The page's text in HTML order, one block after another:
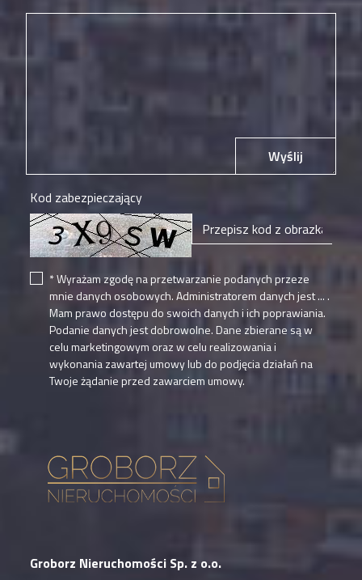
Groborz Nieruchomości Sp. z o.o.
Wyślij
Kod zabezpieczający
* Wyrażam zgodę na przetwarzanie podanych przeze
mnie danych osobowych. Administratorem danych jest ... .
Mam prawo dostępu do swoich danych i ich poprawiania.
Podanie danych jest dobrowolne. Dane zbierane są w
celu marketingowym oraz w celu realizowania i
wykonania zawartej umowy lub do podjęcia działań na
Twoje żądanie przed zawarciem umowy.